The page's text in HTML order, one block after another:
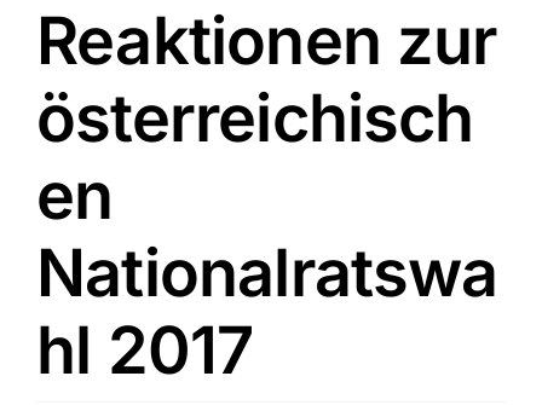
Reaktionen zur
österreichisch
en
Nationalratswa
hl 2017